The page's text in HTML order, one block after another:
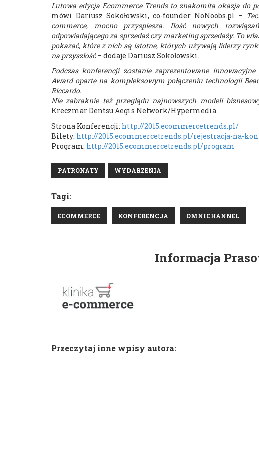
Lutowa edycja Ecommerce Trends to znakomita okazja do
mówi Dariusz Sokołowski, co-founder NoNoobs.pl –
commerce, mocno przyspiesza. Ilość nowych
odpowiadającego za sprzedaż czy marketing sprzedaży. To
pokazać, które z nich są istotne, których używają liderzy
na przyszłość– dodaje Dariusz Sokołowski.
Podczas konferencji zostanie zaprezentowane
Award oparte na kompleksowym połączeniu technologii
Riccardo.
Nie zabraknie też przeglądu najnowszych modeli
Kreczmar Dentsu Aegis Network/Hypermedia.
Strona Konferencji: http://2015.ecommercetrends.pl/
Bilety: http://2015.ecommercetrends.pl/rejestracja-na-
Program: http://2015.ecommercetrends.pl/program
PATRONATY WYDARZENIA
Tagi:
ECOMMERCE KONFERENCJA OMNICHANNEL
Informacja
Przeczytaj inne wpisy autora: